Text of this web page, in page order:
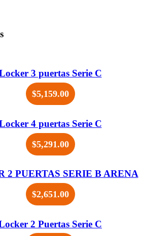
3 puertas Serie C
$5,159.00
4 puertas Serie C
$5,291.00
2 PUERTAS SERIE B ARENA
$2,651.00
2 Puertas Serie C